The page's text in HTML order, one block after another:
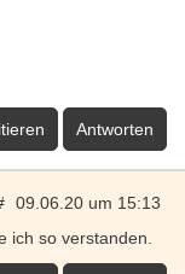
Antworten
09.06.20 um 15:13
ich so verstanden.